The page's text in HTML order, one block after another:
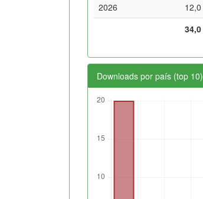
2026
12,0
34,0
Downloads por país (top 10)